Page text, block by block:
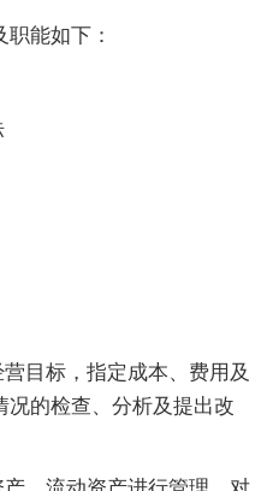
能如下：
目标，指定成本、费用及
况的检查、分析及提出改